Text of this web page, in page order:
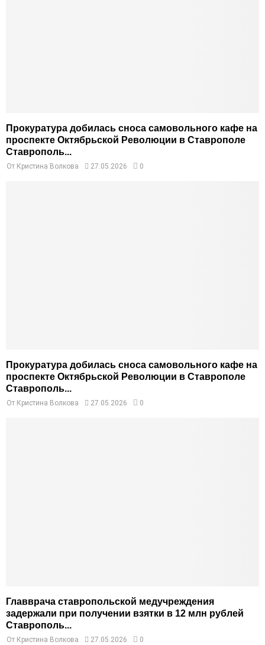
Прокуратура добилась сноса самовольного кафе на
проспекте Октябрьской Революции в Ставрополе
Ставрополь...
От Кристина Волкова 27.05.2026 0
Прокуратура добилась сноса самовольного кафе на
проспекте Октябрьской Революции в Ставрополе
Ставрополь...
От Кристина Волкова 27.05.2026 0
Главврача ставропольской медучреждения
задержали при получении взятки в 12 млн рублей
Ставрополь...
От Кристина Волкова 27.05.2026 0